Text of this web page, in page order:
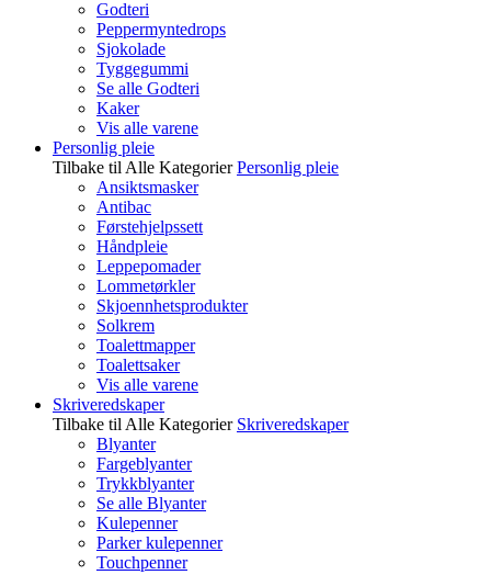
Godteri
Peppermyntedrops
Sjokolade
Tyggegummi
Se alle Godteri
Kaker
Vis alle varene
Personlig pleie
Tilbake til Alle Kategorier Personlig pleie
Ansiktsmasker
Antibac
Førstehjelpssett
Håndpleie
Leppepomader
Lommetørkler
Skjoennhetsprodukter
Solkrem
Toalettmapper
Toalettsaker
Vis alle varene
Skriveredskaper
Tilbake til Alle Kategorier Skriveredskaper
Blyanter
Fargeblyanter
Trykkblyanter
Se alle Blyanter
Kulepenner
Parker kulepenner
Touchpenner